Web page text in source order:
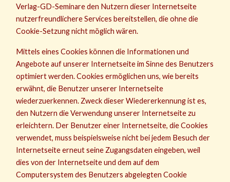
Verlag-GD-Seminare den Nutzern dieser Internetseite
nutzerfreundlichere Services bereitstellen, die ohne die
Cookie-Setzung nicht möglich wären.
Mittels eines Cookies können die Informationen und
Angebote auf unserer Internetseite im Sinne des Benutzers
optimiert werden. Cookies ermöglichen uns, wie bereits
erwähnt, die Benutzer unserer Internetseite
wiederzuerkennen. Zweck dieser Wiedererkennung ist es,
den Nutzern die Verwendung unserer Internetseite zu
erleichtern. Der Benutzer einer Internetseite, die Cookies
verwendet, muss beispielsweise nicht bei jedem Besuch der
Internetseite erneut seine Zugangsdaten eingeben, weil
dies von der Internetseite und dem auf dem
Computersystem des Benutzers abgelegten Cookie